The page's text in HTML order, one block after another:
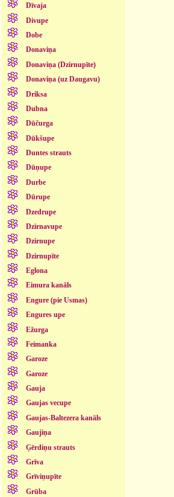
Dīvaja
Divupe
Dobe
Donaviņa
Donaviņa (Dzirnupīte)
Donaviņa (uz Daugavu)
Driksa
Dubna
Dūčurga
Dūkšupe
Duntes strauts
Dūņupe
Durbe
Dūrupe
Dzedrupe
Dzirnavupe
Dzirnupe
Dzirnupīte
Eglona
Eimura kanāls
Engure (pie Usmas)
Engures upe
Ežurga
Feimanka
Garoze
Garoze
Gauja
Gaujas vecupe
Gaujas-Baltezera kanāls
Gaujiņa
Ģērdiņu strauts
Grīva
Grīviņupīte
Grūba